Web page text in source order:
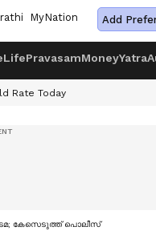
MyNation Add
LifePravasamMoneyYatra
Rate Today
കേസെടുത്ത് പൊലീസ്